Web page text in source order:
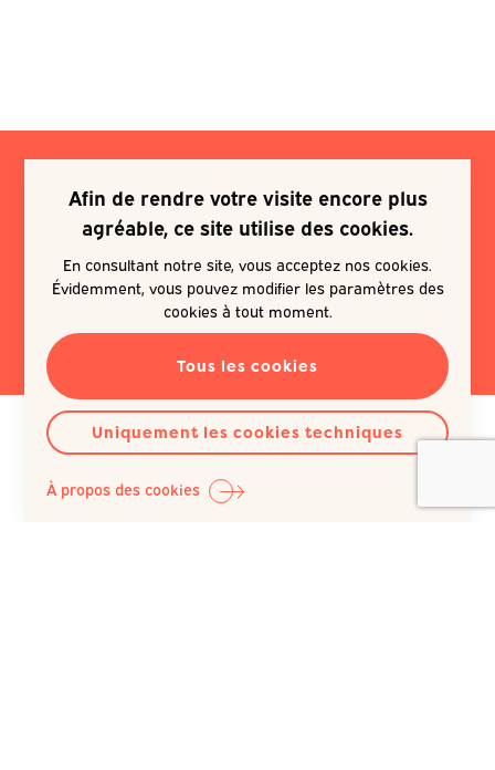
Je souhaite m'inscrire à une
newsletter
EN SAVOIR PLUS
Afin de rendre votre visite encore plus
agréable, ce site utilise des cookies.
En consultant notre site, vous acceptez nos cookies.
Évidemment, vous pouvez modifier les paramètres des
cookies à tout moment.
Tous les cookies
Uniquement les cookies techniques
À propos des cookies